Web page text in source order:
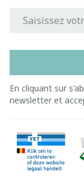
En cliquant sur
newsletter et